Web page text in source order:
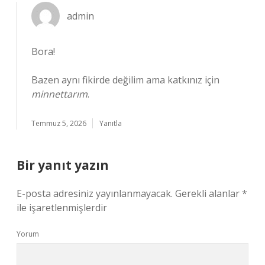
admin
Bora!
Bazen aynı fikirde değilim ama katkınız için
minnettarım.
Temmuz 5, 2026 Yanıtla
Bir yanıt yazın
E-posta adresiniz yayınlanmayacak. Gerekli alanlar*
ile işaretlenmişlerdir
Yorum